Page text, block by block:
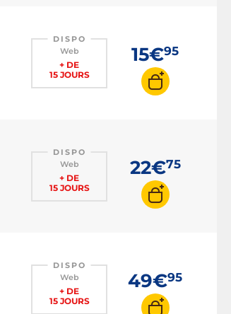
DISPO
Web
+ DE
15 JOURS
15€95
DISPO
Web
+ DE
15 JOURS
22€75
DISPO
Web
+ DE
15 JOURS
49€95